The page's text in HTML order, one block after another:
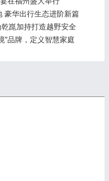
豪华出行生态进阶新篇
崑加持打造越野安全
”品牌，定义智慧家庭